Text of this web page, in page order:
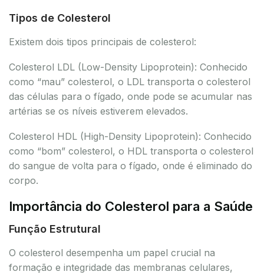
Tipos de Colesterol
Existem dois tipos principais de colesterol:
Colesterol LDL (Low-Density Lipoprotein): Conhecido
como “mau” colesterol, o LDL transporta o colesterol
das células para o fígado, onde pode se acumular nas
artérias se os níveis estiverem elevados.
Colesterol HDL (High-Density Lipoprotein): Conhecido
como “bom” colesterol, o HDL transporta o colesterol
do sangue de volta para o fígado, onde é eliminado do
corpo.
Importância do Colesterol para a Saúde
Função Estrutural
O colesterol desempenha um papel crucial na
formação e integridade das membranas celulares,